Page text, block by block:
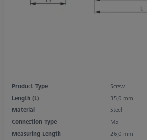
Product Type
Screw
Length (L)
35,0 mm
Material
Steel
Connection Type
M5
Measuring Length
26,0 mm